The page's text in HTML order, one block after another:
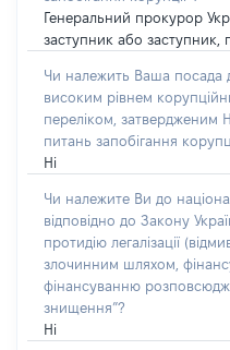
Генеральний прокурор
заступник або заступник,
Чи належить Ваша посада
високим рівнем
переліком, затвердженим
питань запобігання
Ні
Чи належите Ви до
відповідно до Закону
протидію легалізації
злочинним шляхом,
фінансуванню
знищення”?
Ні